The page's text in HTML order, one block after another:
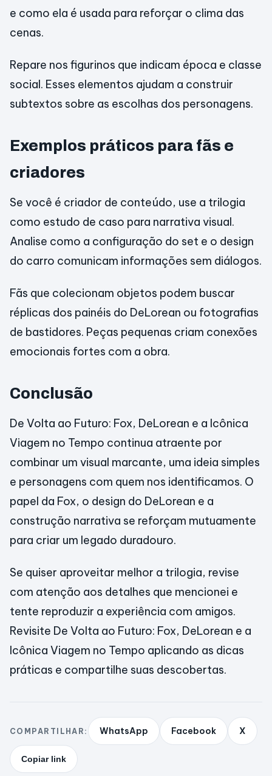
e como ela é usada para reforçar o clima das
cenas.
Repare nos figurinos que indicam época e classe
social. Esses elementos ajudam a construir
subtextos sobre as escolhas dos personagens.
Exemplos práticos para fãs e
criadores
Se você é criador de conteúdo, use a trilogia
como estudo de caso para narrativa visual.
Analise como a configuração do set e o design
do carro comunicam informações sem diálogos.
Fãs que colecionam objetos podem buscar
réplicas dos painéis do DeLorean ou fotografias
de bastidores. Peças pequenas criam conexões
emocionais fortes com a obra.
Conclusão
De Volta ao Futuro: Fox, DeLorean e a Icônica
Viagem no Tempo continua atraente por
combinar um visual marcante, uma ideia simples
e personagens com quem nos identificamos. O
papel da Fox, o design do DeLorean e a
construção narrativa se reforçam mutuamente
para criar um legado duradouro.
Se quiser aproveitar melhor a trilogia, revise
com atenção aos detalhes que mencionei e
tente reproduzir a experiência com amigos.
Revisite De Volta ao Futuro: Fox, DeLorean e a
Icônica Viagem no Tempo aplicando as dicas
práticas e compartilhe suas descobertas.
COMPARTILHAR: WhatsApp Facebook X
Copiar link